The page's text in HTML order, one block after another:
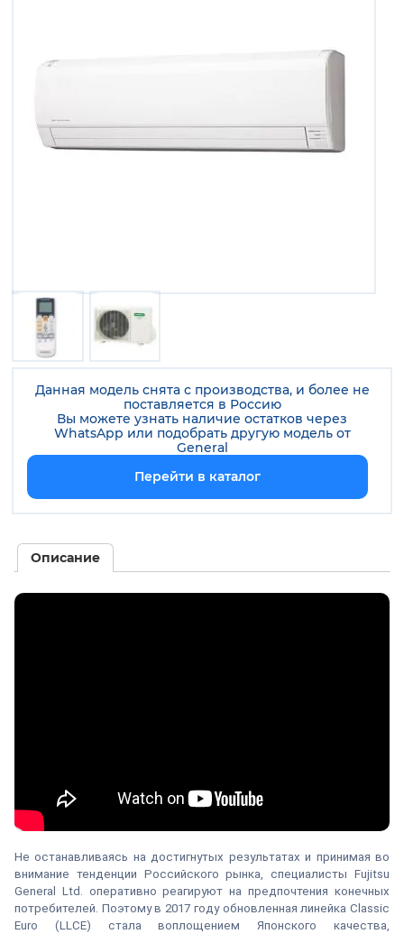
Данная модель снята с производства, и более не
поставляется в Россию
Вы можете узнать наличие остатков через
WhatsApp или подобрать другую модель от
General
Перейти в каталог
Описание
Не останавливаясь на достигнутых результатах и принимая во
внимание тенденции Российского рынка, специалисты Fujitsu
General Ltd. оперативно реагируют на предпочтения конечных
потребителей. Поэтому в 2017 году обновленная линейка Classic
Euro (LLCE) стала воплощением Японского качества,